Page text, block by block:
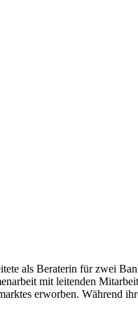
als Beraterin für zwei
mit leitenden
erworben. Während